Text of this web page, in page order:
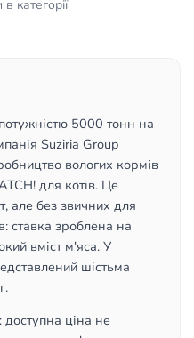
категорії
5000 тонн на
Suziria Group
вологих кормів
для котів. Це
але без звичних для
ставка зроблена на
вміст м'яса. У
шістьма
доступна ціна не